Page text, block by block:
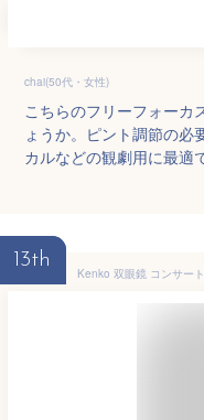
chai(50代・女性)
こちらのフリーフォーカ
ょうか。ピント調節の必
カルなどの観劇用に最適
13th